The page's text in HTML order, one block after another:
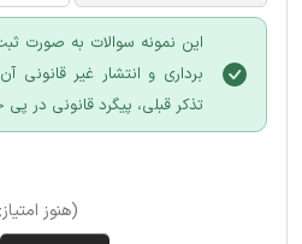
این نمونه سوالات به صورت
برداری و انتشار غیر قانونی
تذکر قبلی، پیگرد قانونی در
(هنوز